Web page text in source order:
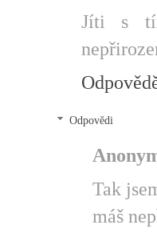
Jíti s
Odpovědi
Tak
máš